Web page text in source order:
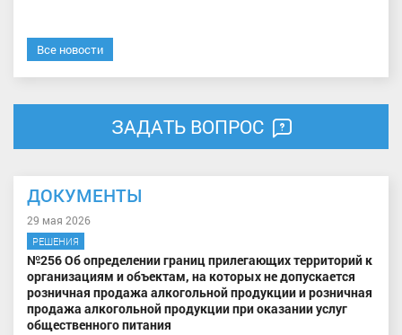
Все новости
ЗАДАТЬ ВОПРОС
ДОКУМЕНТЫ
29 мая 2026
РЕШЕНИЯ
№256 Об определении границ прилегающих территорий к
организациям и объектам, на которых не допускается
розничная продажа алкогольной продукции и розничная
продажа алкогольной продукции при оказании услуг
общественного питания